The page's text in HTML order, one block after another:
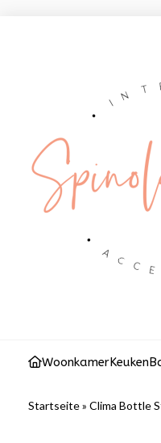
WoonkamerKeuken
Startseite» Clima Bottle